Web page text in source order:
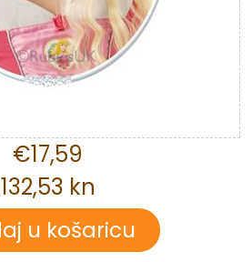
€17,59
132,53 kn